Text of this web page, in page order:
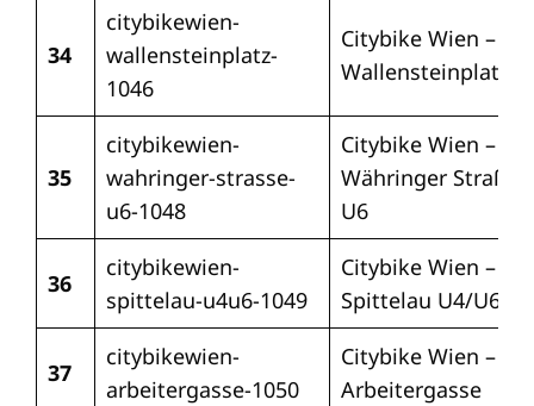
34
citybikewien-
wallensteinplatz-
1046
Citybike Wien –
Wallensteinplatz
35
citybikewien-
wahringer-strasse-
u6-1048
Citybike Wien –
Währinger Straße
U6
36
citybikewien-
spittelau-u4u6-1049
Citybike Wien –
Spittelau U4/U6
37
citybikewien-
arbeitergasse-1050
Citybike Wien –
Arbeitergasse